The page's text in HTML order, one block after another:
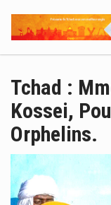
Tchad :
Kossei,
Orphelins.